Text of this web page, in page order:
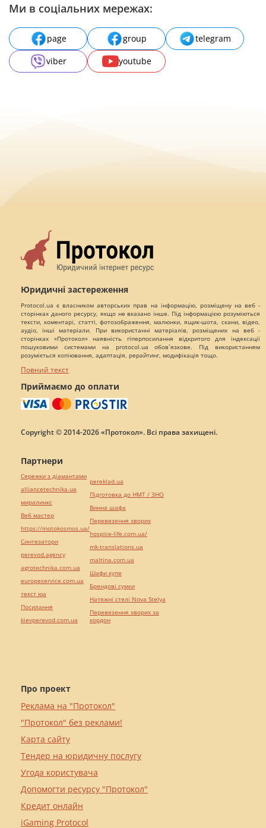
Ми в соціальних мережах:
page group
telegram
viber
youtube
Юридичні застереження
Protocol.ua є власником авторських прав на інформацію, розміщену на веб -
сторінках даного ресурсу, якщо не вказано інше. Під інформацією розуміються
тексти, коментарі, статті, фотозображення, малюнки, ящик-шота, скани, відео,
аудіо, інші матеріали. При використанні матеріалів, розміщених на веб -
сторінках «Протокол» наявність гіперпосилання відкритого для індексації
пошуковими системами на protocol.ua обов`язкове. Під використанням
розуміється копіювання, адаптація, рерайтинг, модифікація тощо.
Повний текст
Приймаємо до оплати
Copyright © 2014-2026 «Протокол». Всі права захищені.
Про проект
Реклама на "Протокол"
"Протокол" без реклами!
Карта сайту
Тендер на юридичну послугу
Угода користувача
Допомогти ресурсу "Протокол"
Кредит онлайн
iGaming Protocol
Партнери
Сережки з діамантами
alliancetechnika.ua
миралинкс
Веб мастер
https://motokosmos.ua/
Синтезатори
perevod.agency
agrotechnika.com.ua
europeservice.com.ua
текст юа
Посилання
kievperevod.com.ua
pereklad.ua
Підготовка до НМТ / ЗНО
Винна шафа
Перевезення хворих
hospice-life.com.ua/
mk-translations.ua
maltina.com.ua
Шафи купе
Брендові сумки
Натяжні стелі Nova Stelya
Перевезення хворих за
кордон